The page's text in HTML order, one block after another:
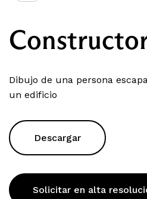
Dibujo de una persona
un edificio
Descargar
Solicitar en alta